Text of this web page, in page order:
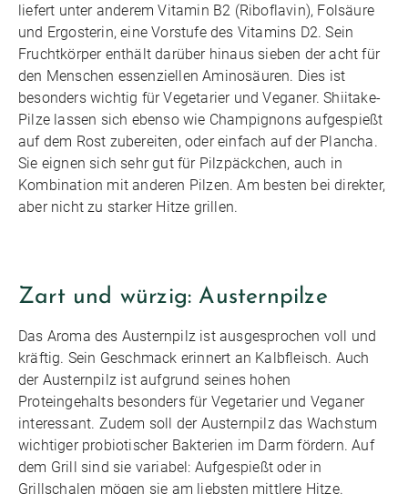
liefert unter anderem Vitamin B2 (Riboflavin), Folsäure
und Ergosterin, eine Vorstufe des Vitamins D2. Sein
Fruchtkörper enthält darüber hinaus sieben der acht für
den Menschen essenziellen Aminosäuren. Dies ist
besonders wichtig für Vegetarier und Veganer. Shiitake-
Pilze lassen sich ebenso wie Champignons aufgespießt
auf dem Rost zubereiten, oder einfach auf der Plancha.
Sie eignen sich sehr gut für Pilzpäckchen, auch in
Kombination mit anderen Pilzen. Am besten bei direkter,
aber nicht zu starker Hitze grillen.
Zart und würzig: Austernpilze
Das Aroma des Austernpilz ist ausgesprochen voll und
kräftig. Sein Geschmack erinnert an Kalbfleisch. Auch
der Austernpilz ist aufgrund seines hohen
Proteingehalts besonders für Vegetarier und Veganer
interessant. Zudem soll der Austernpilz das Wachstum
wichtiger probiotischer Bakterien im Darm fördern. Auf
dem Grill sind sie variabel: Aufgespießt oder in
Grillschalen mögen sie am liebsten mittlere Hitze.